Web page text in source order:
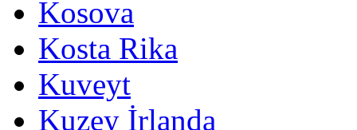
Kosova
Kosta Rika
Kuveyt
Kuzey İrlanda